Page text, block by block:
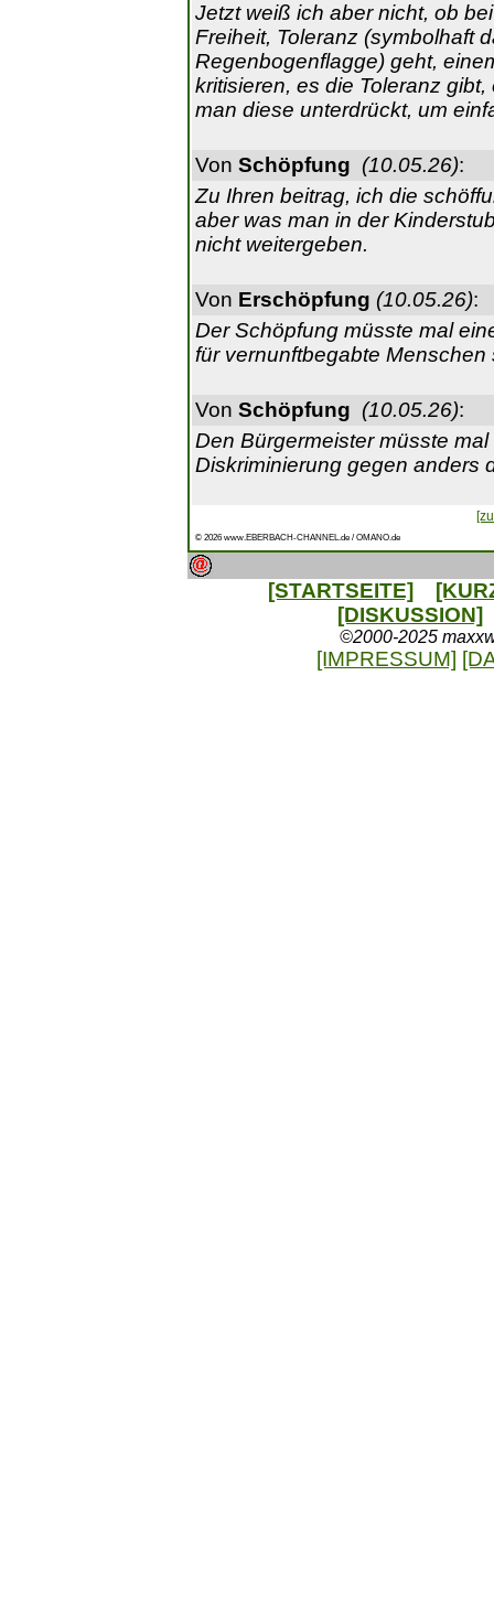
Jetzt weiß ich aber nicht, ob
Freiheit, Toleranz (symbolhaft
Regenbogenflagge) geht,
kritisieren, es die Toleranz
man diese unterdrückt, um
Von Schöpfung (10.05.26):
Zu Ihren beitrag, ich die
aber was man in der
nicht weitergeben.
Von Erschöpfung (10.05.26):
Der Schöpfung müsste mal
für vernunftbegabte Menschen
Von Schöpfung (10.05.26):
Den Bürgermeister müsste
Diskriminierung gegen anders
© 2026 www.EBERBACH-CHANNEL.de / OMANO.de
[STARTSEITE]
[DISKUSSION]
©2000-2025
[IMPRESSUM]